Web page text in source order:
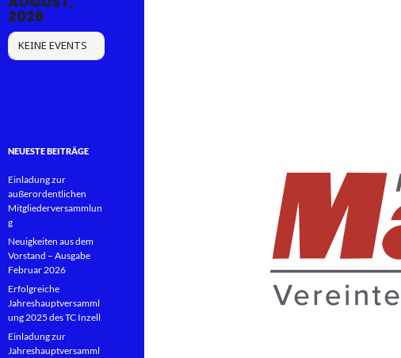
2026
KEINE EVENTS
NEUESTE BEITRÄGE
Einladung zur
außerordentlichen
Mitgliederversammlun
g
Neuigkeiten aus dem
Vorstand – Ausgabe
Februar 2026
Erfolgreiche
Jahreshauptversamml
ung 2025 des TC Inzell
Einladung zur
Jahreshauptversamml